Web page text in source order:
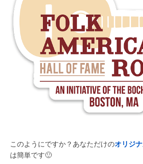
このようにですか？あなただけのオリジ
は簡単です🙂